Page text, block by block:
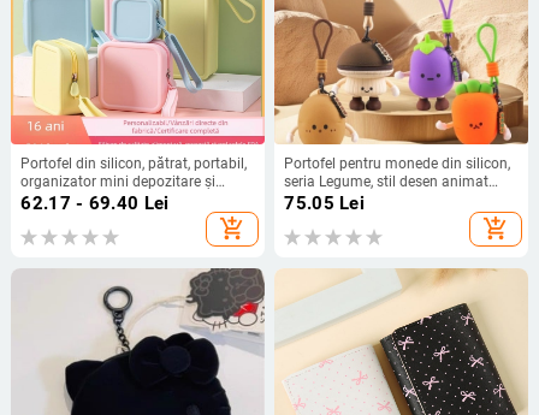
Portofel din silicon, pătrat, portabil,
organizator mini depozitare și
geantă de machiaj multifuncțională
62.17 - 69.40 Lei
add_shopping_cart
Portofel pentru monede din silicon,
seria Legume, stil desen animat
pentru copii, unisex, rezistent la
uzură și potrivit pentru depozitare
75.05 Lei
add_shopping_cart